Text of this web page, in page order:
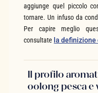
aggiunge quel piccolo
tornare. Un infuso da
Per capire meglio
consultate la definizione
Il profilo
oolong pesca e